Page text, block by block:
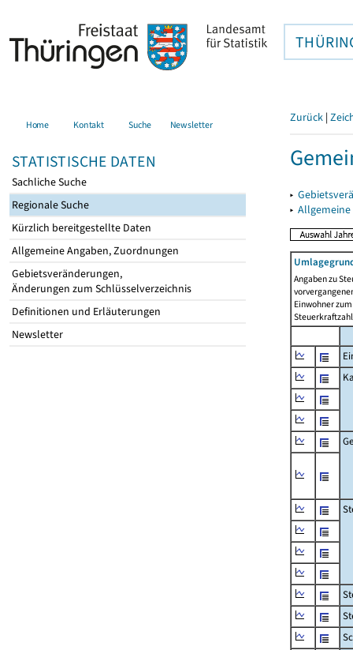
Home Kontakt Suche Newsletter
STATISTISCHE DATEN
Sachliche Suche
Regionale Suche
Kürzlich bereitgestellte Daten
Allgemeine Angaben, Zuordnungen
Gebietsveränderungen,
Änderungen zum Schlüsselverzeichnis
Definitionen und Erläuterungen
Newsletter
Zurück |
▸
▸
Angaben zu
Einwohner